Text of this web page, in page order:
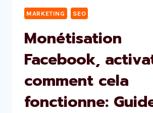
MARKETING SEO
Monétisation
Facebook,
comment cela
fonctionne: